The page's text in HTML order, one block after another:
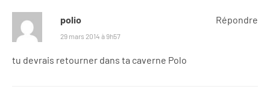
polio
29 mars 2014 à 9h57
tu devrais retourner dans ta caverne Polo
Répondre